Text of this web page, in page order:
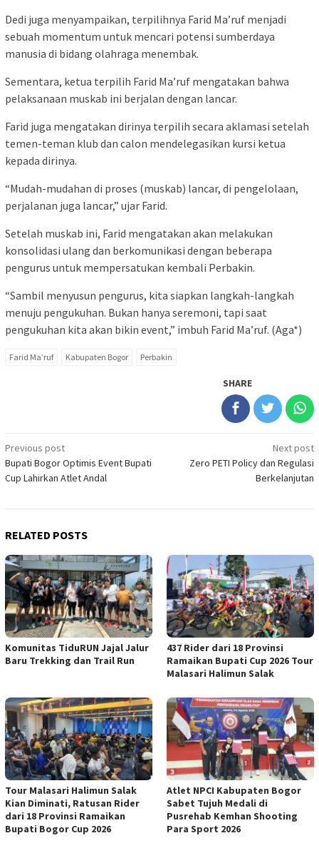
Dedi juga menyampaikan, terpilihnya Farid Ma’ruf menjadi
sebuah momentum untuk mencari potensi sumberdaya
manusia di bidang olahraga menembak.
Sementara, ketua terpilih Farid Ma’ruf mengatakan bahwa
pelaksanaan muskab ini berjalan dengan lancar.
Farid juga mengatakan dirinya terpilih secara aklamasi setelah
temen-teman klub dan calon mendelegasikan kursi ketua
kepada dirinya.
“Mudah-mudahan di proses (muskab) lancar, di pengelolaan,
perjalanan juga lancar,” ujar Farid.
Setelah muskab ini, Farid mengatakan akan melakukan
konsolidasi ulang dan berkomunikasi dengan beberapa
pengurus untuk mempersatukan kembali Perbakin.
“Sambil menyusun pengurus, kita siapkan langkah-langkah
menuju pengukuhan. Bukan hanya seremoni, tapi saat
pengukuhan kita akan bikin event,” imbuh Farid Ma’ruf. (Aga*)
Farid Ma’ruf Kabupaten Bogor Perbakin
SHARE
Post
navigation
Previous post
Bupati Bogor Optimis Event Bupati
Cup Lahirkan Atlet Andal
Next post
Zero PETI Policy dan Regulasi
Berkelanjutan
RELATED POSTS
Komunitas TiduRUN Jajal Jalur
Baru Trekking dan Trail Run
437 Rider dari 18 Provinsi
Ramaikan Bupati Cup 2026 Tour
Malasari Halimun Salak
Tour Malasari Halimun Salak
Kian Diminati, Ratusan Rider
dari 18 Provinsi Ramaikan
Bupati Bogor Cup 2026
Atlet NPCI Kabupaten Bogor
Sabet Tujuh Medali di
Pusrehab Kemhan Shooting
Para Sport 2026